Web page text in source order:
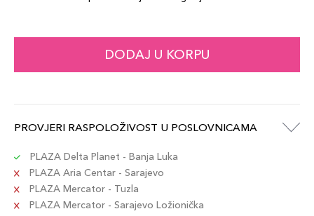
DODAJ U KORPU
PROVJERI RASPOLOŽIVOST U POSLOVNICAMA
PLAZA Delta Planet - Banja Luka
PLAZA Aria Centar - Sarajevo
PLAZA Mercator - Tuzla
PLAZA Mercator - Sarajevo Ložionička